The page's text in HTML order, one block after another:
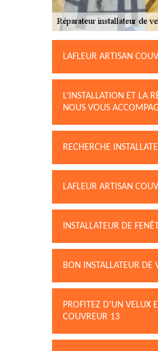
LAFLEUR ARTISAN
L’INSTALLATION ET LA
NOUS VOUS
RECHERCHE
LAFLEUR ARTISAN
INSTALLATEUR DE
BON INSTALLATEUR DE
PROFITEZ D’UN VELUX
COUVREUR 13